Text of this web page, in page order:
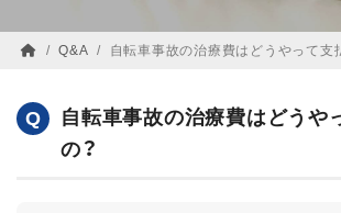
/ Q&A / 自転車事故の治療費はどうやって支
Q
自転車事故の治療費はどうや
の？